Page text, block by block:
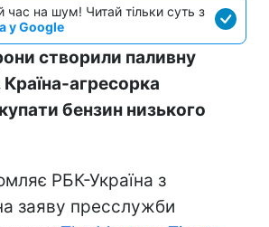
час на шум! Читай тільки суть з
у Google
створили паливну
Країна-агресорка
бензин низького
РБК-Україна з
заяву пресслужби